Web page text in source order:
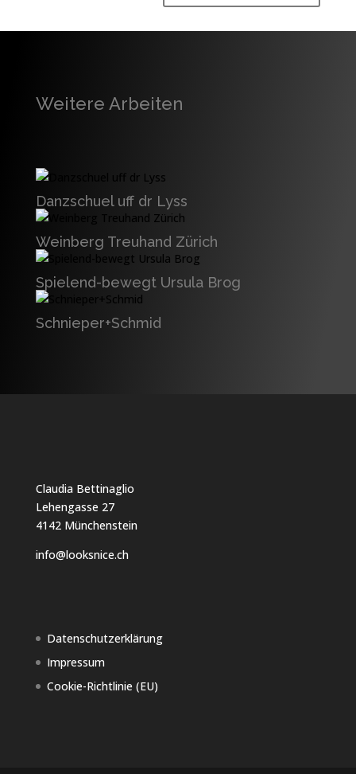
Weitere Arbeiten
Danzschuel uff dr Lyss
Weinberg Treuhand Zürich
Spielend-bewegt Ursula Brog
Schnieper+Schmid
Claudia Bettinaglio
Lehengasse 27
4142 Münchenstein
info@looksnice.ch
Datenschutzerklärung
Impressum
Cookie-Richtlinie (EU)